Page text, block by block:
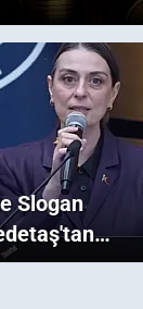
Slogan
ve